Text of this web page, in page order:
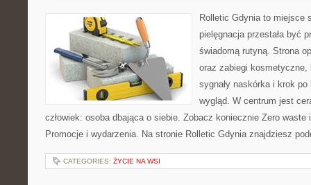
Rolletic Gdynia to miejsce
pielęgnacja przestała być
świadomą rutyną. Strona
oraz zabiegi
sygnały naskórka i krok
wygląd. W centrum jest
człowiek: osoba dbająca o siebie. Zobacz koniecznie Zero
Promocje i wydarzenia. Na stronie Rolletic Gdynia znajdziesz
CATEGORIES: ŻYCIE NA WSI